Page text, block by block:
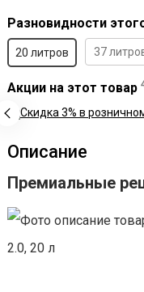
Разновидности
20 литров 37
Акции на этот товар
Описание
Премиальные